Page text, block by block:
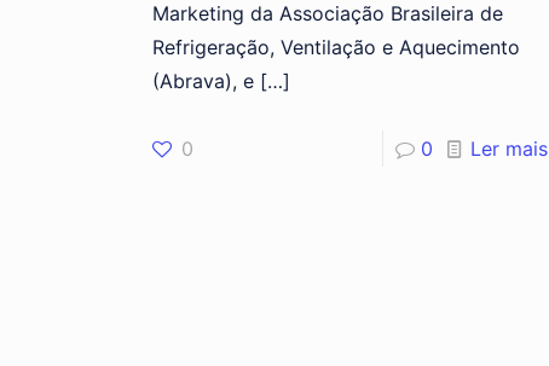
Marketing da Associação Brasileira de
Refrigeração, Ventilação e Aquecimento
(Abrava), e[…]
0 0 Ler mais